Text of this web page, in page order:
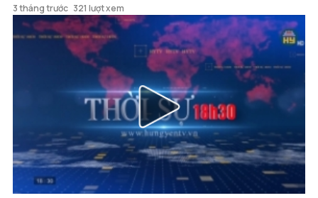
3 tháng trước 321 lượt xem